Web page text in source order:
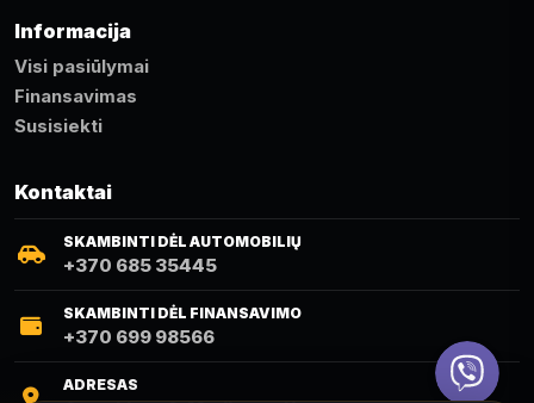
Informacija
Visi pasiūlymai
Finansavimas
Susisiekti
Kontaktai
SKAMBINTI DĖL AUTOMOBILIŲ
+370 685 35445
SKAMBINTI DĖL FINANSAVIMO
+370 699 98566
ADRESAS
Viber